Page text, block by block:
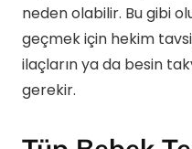
neden olabilir. Bu gibi
geçmek için hekim
ilaçların ya da besin
gerekir.